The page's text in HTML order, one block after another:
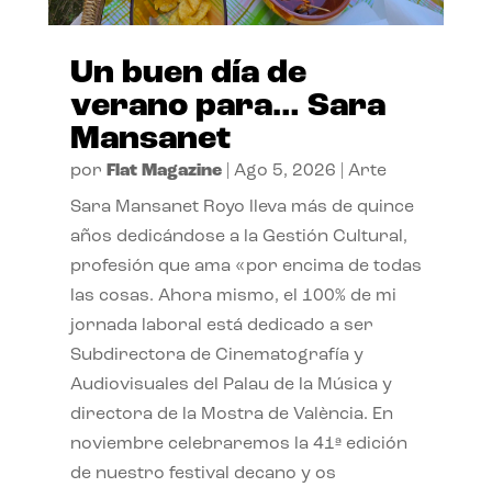
Un buen día de
verano para… Sara
Mansanet
por Flat Magazine| Ago 5, 2026 Arte
Sara Mansanet Royo lleva más de quince
años dedicándose a la Gestión Cultural,
profesión que ama «por encima de todas
las cosas. Ahora mismo, el 100% de mi
jornada laboral está dedicado a ser
Subdirectora de Cinematografía y
Audiovisuales del Palau de la Música y
directora de la Mostra de València. En
noviembre celebraremos la 41ª edición
de nuestro festival decano y os